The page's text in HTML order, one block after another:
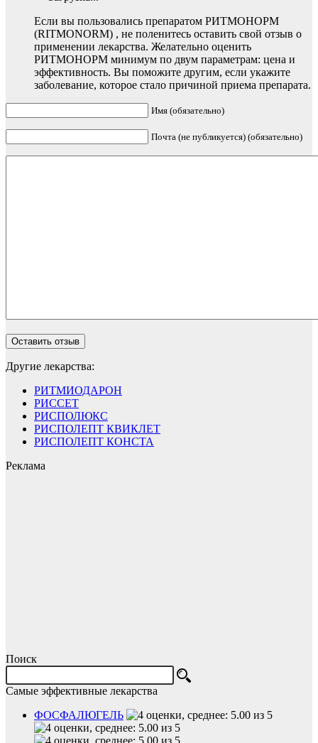
Если вы пользовались препаратом РИТМОНОРМ
(RITMONORM) , не поленитесь оставить свой отзыв о
применении лекарства. Желательно оценить
РИТМОНОРМ минимум по двум параметрам: цена и
эффективность. Вы поможите другим, если укажите
заболевание, которое стало причиной приема препарата.
Имя (обязательно)
Почта (не публикуется) (обязательно)
Другие лекарства:
РИТМИОДАРОН
РИССЕТ
РИСПОЛЮКС
РИСПОЛЕПТ КВИКЛЕТ
РИСПОЛЕПТ КОНСТА
Реклама
Поиск
Самые эффективные лекарства
ФОСФАЛЮГЕЛЬ